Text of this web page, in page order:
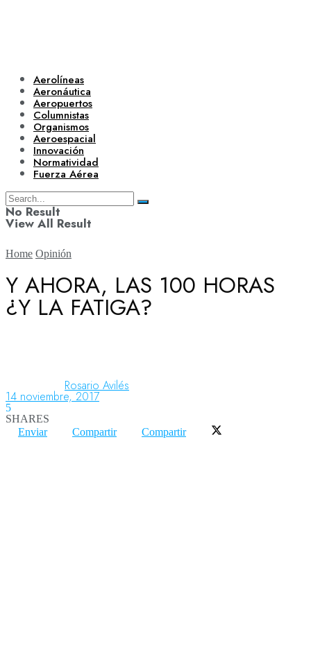
Aerolíneas
Aeronáutica
Aeropuertos
Columnistas
Organismos
Aeroespacial
Innovación
Normatividad
Fuerza Aérea
No Result
View All Result
Aerolíneas
Aeropuertos
Home Opinión
Y AHORA, LAS 100 HORAS
¿Y LA FATIGA?
Rosario Avilés
14 noviembre, 2017
5
SHARES
Enviar
Compartir Compartir